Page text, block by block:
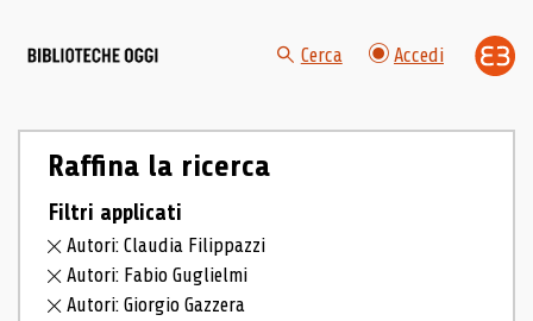
Cerca Accedi
Raffina la ricerca
Filtri applicati
Autori: Claudia Filippazzi
Autori: Fabio Guglielmi
Autori: Giorgio Gazzera